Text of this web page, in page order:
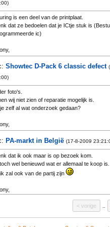
graag aanbevolen.
je twijfelt over de prijs, bel me dan gerust
06 499
is een deel van de printplaat.
dat ze bedoelen dat je ICtje stuk is
ic)
KVM was me voor[/Edit]
Showtec D-Pack 6 classic defect
foto's.
wij niet zien of reparatie mogelijk is.
zelf al wat onderzoek gedaan?
PA-markt in België (17-8-2009
dat ik ook maar is op bezoek kom.
wel benieuwd wat er allemaal te koop is.
zal ook van de partij zijn
vorige